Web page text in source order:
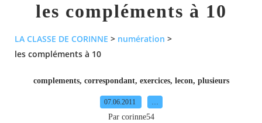
les compléments à 10
LA CLASSE DE CORINNE > numération >
les compléments à 10
complements, correspondant, exercices, lecon, plusieurs
07.06.2011
Par corinne54